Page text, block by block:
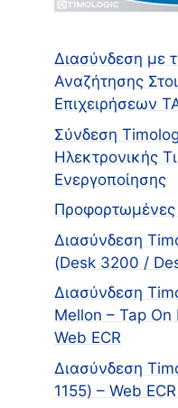
Διασύνδεση με
Αναζήτησης
Επιχειρήσεων
Σύνδεση
Ηλεκτρονικής
Ενεργοποίησης
Διασύνδεση
(Desk 3200 /
Διασύνδεση
Mellon – Tap On
Web ECR
Διασύνδεση
1155) – Web